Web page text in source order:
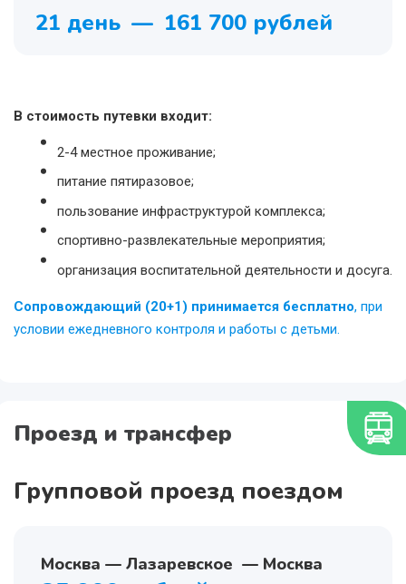
21 день — 161 700 рублей
В стоимость путевки входит:
2-4 местное проживание;
питание пятиразовое;
пользование инфраструктурой комплекса;
спортивно-развлекательные мероприятия;
организация воспитательной деятельности и досуга.
Сопровождающий (20+1) принимается бесплатно, при
условии ежедневного контроля и работы с детьми.
Проезд и трансфер
Групповой проезд поездом
Москва — Лазаревское — Москва